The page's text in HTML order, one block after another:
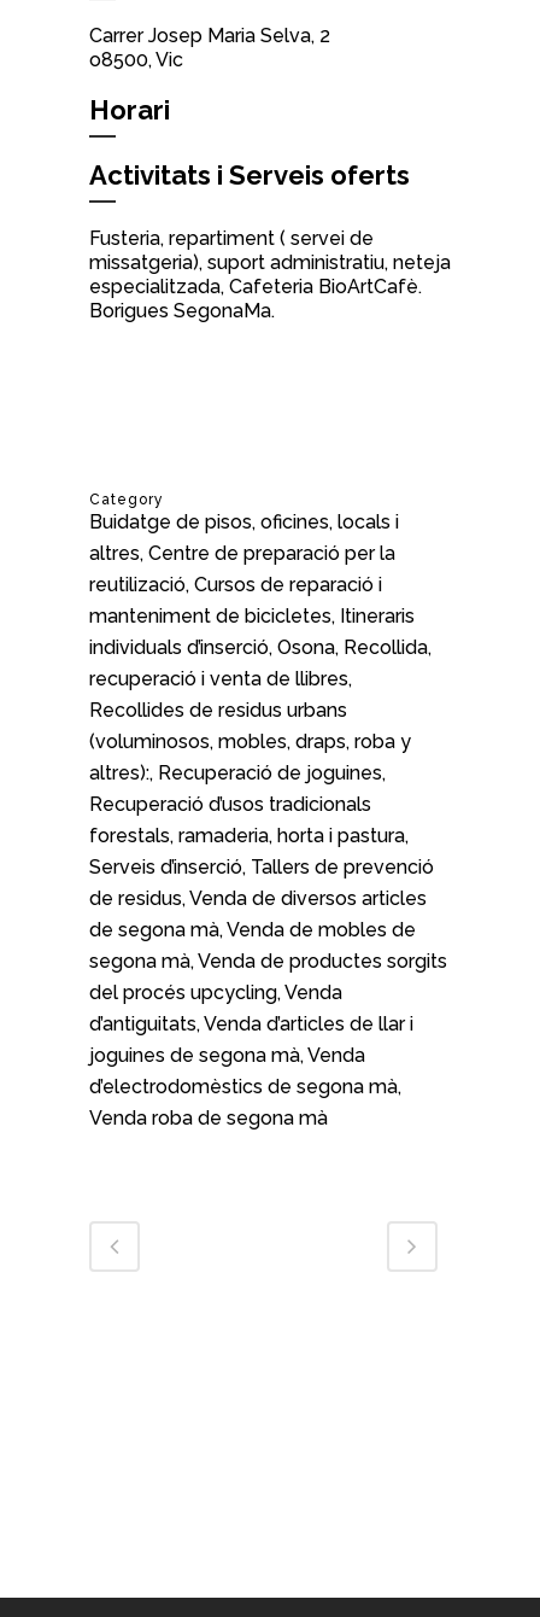
Carrer Josep Maria Selva, 2
o8500, Vic
Horari
Activitats i Serveis oferts
Fusteria, repartiment ( servei de
missatgeria), suport administratiu, neteja
especialitzada, Cafeteria BioArtCafè.
Borigues SegonaMa.
Category
Buidatge de pisos, oficines, locals i
altres, Centre de preparació per la
reutilizació, Cursos de reparació i
manteniment de bicicletes, Itineraris
individuals d’inserció, Osona, Recollida,
recuperació i venta de llibres,
Recollides de residus urbans
(voluminosos, mobles, draps, roba y
altres):, Recuperació de joguines,
Recuperació d’usos tradicionals
forestals, ramaderia, horta i pastura,
Serveis d’inserció, Tallers de prevenció
de residus, Venda de diversos articles
de segona mà, Venda de mobles de
segona mà, Venda de productes sorgits
del procés upcycling, Venda
d’antiguitats, Venda d’articles de llar i
joguines de segona mà, Venda
d’electrodomèstics de segona mà,
Venda roba de segona mà